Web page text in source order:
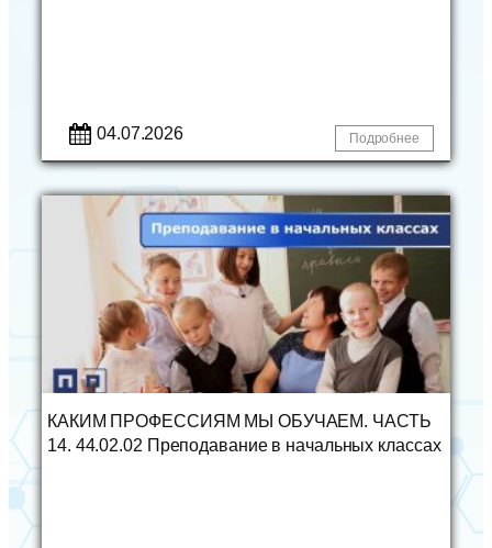
04.07.2026 Подробнее
КАКИМ ПРОФЕССИЯМ МЫ ОБУЧАЕМ. ЧАСТЬ
14. 44.02.02 Преподавание в начальных классах